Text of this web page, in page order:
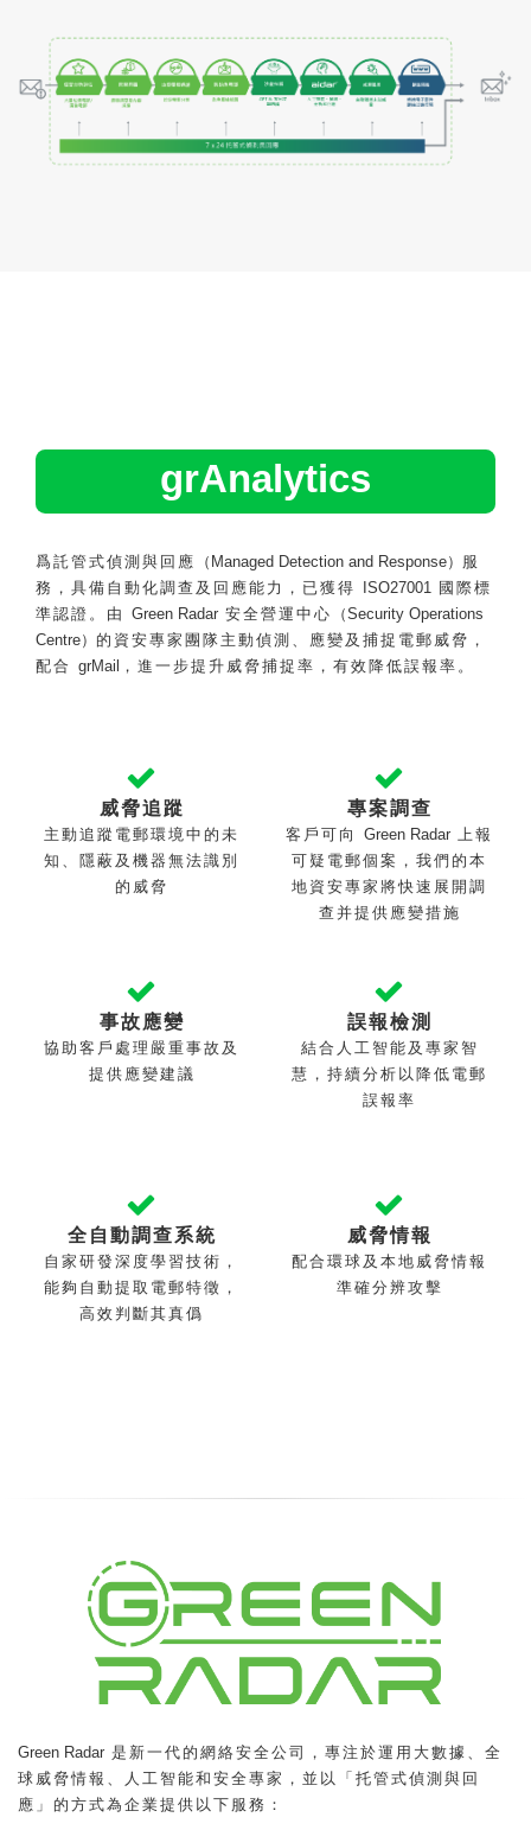
grAnalytics
爲託管式偵測與回應 （Managed Detection and Response） 服
務，具備自動化調查及回應能力，已獲得 ISO27001 國際標
準認證。由 Green Radar 安全營運中心
（Security Operations
Centre） 的資安專家團隊主動偵測、應變及捕捉電郵威脅，
配合 grMail ，進一步提升威脅捕捉率，有效降低誤報率。
威脅追蹤
主動追蹤電郵環境中的未
知、隱蔽及機器無法識別
的威脅
專案調查
客戶可向 Green Radar 上報
可疑電郵個案，我們的本
地資安專家將快速展開調
查并提供 應變措施
事故應變
協助客戶處理嚴重事故及
提供應變建議
誤報檢測
結合人工智能及專家智
慧，持續分析以降低電郵
誤報率
全自動調查系統
自家研發深度學習技術，
能夠自動提取電郵特徵，
高效判斷其真僞
威脅情報
配合環球及本地威脅情報
準確分辨攻擊
Green Radar 是新一代的網絡安全公司，專注於運用大數據、全
球威脅情報、人工智能和安全專家，並以「托管式偵測與回
應」的方式為企業提供以下服務：